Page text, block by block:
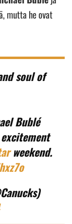
mutta he ovat
soul of
Bublé
weekend.